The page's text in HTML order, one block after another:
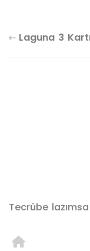
Laguna 3
Tecrübe